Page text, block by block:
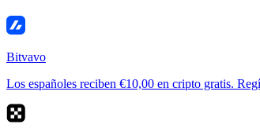
Bitvavo
Los españoles reciben €10,00 en cripto gratis.